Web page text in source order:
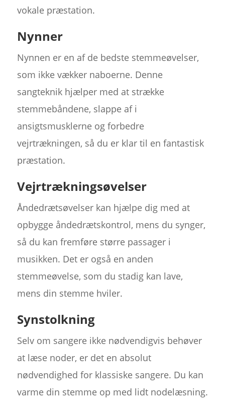
vokale præstation.
Nynner
Nynnen er en af de bedste stemmeøvelser,
som ikke vækker naboerne. Denne
sangteknik hjælper med at strække
stemmebåndene, slappe af i
ansigtsmusklerne og forbedre
vejrtrækningen, så du er klar til en fantastisk
præstation.
Vejrtrækningsøvelser
Åndedrætsøvelser kan hjælpe dig med at
opbygge åndedrætskontrol, mens du synger,
så du kan fremføre større passager i
musikken. Det er også en anden
stemmeøvelse, som du stadig kan lave,
mens din stemme hviler.
Synstolkning
Selv om sangere ikke nødvendigvis behøver
at læse noder, er det en absolut
nødvendighed for klassiske sangere. Du kan
varme din stemme op med lidt nodelæsning.